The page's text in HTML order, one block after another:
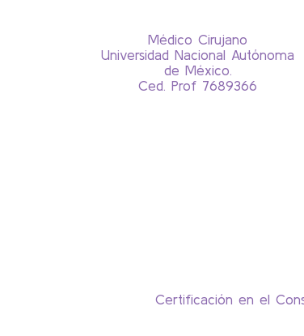
Médico Cirujano
Universidad Nacional Autónoma
de México.
Ced. Prof 7689366
Certificación en el